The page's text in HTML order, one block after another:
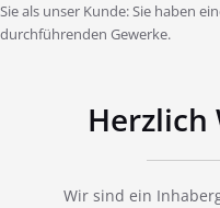
Sie als unser Kunde: Sie haben
durchführenden Gewerke.
Wir sind ein